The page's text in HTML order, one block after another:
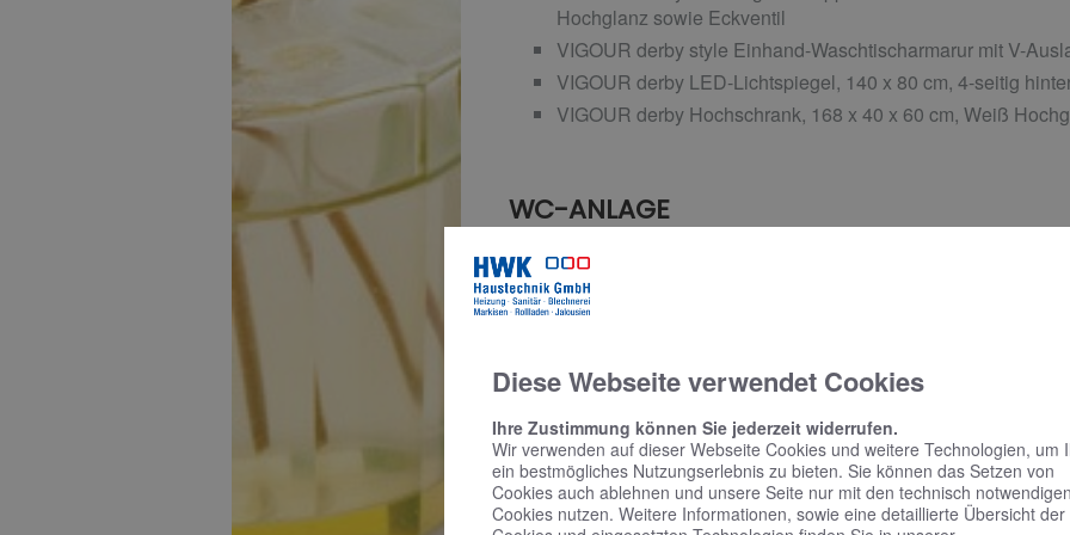
Hochglanz sowie Eckventil
VIGOUR derby style Einhand-Waschtischarmarur mit V-
VIGOUR derby LED-Lichtspiegel, 140 x 80 cm, 4-seitig
VIGOUR derby Hochschrank, 168 x 40 x 60 cm, Weiß
WC-ANLAGE
VIGOUR derby Wand-Tiefspül-WC ohne Spülrand,
PflegePLUS und Schallschutzset
VIGOUR derby WC-Sitz mit abnehmbaren
CONEL WC-Element VIS für Trockenbau mit Wandhalter, 112
BADHEIZKÖRPER
Diese Webseite verwendet Cookies
Ihre Zustimmung können Sie jederzeit widerrufen.
Wir verwenden auf dieser Webseite Cookies und weitere Technologien, um
ein bestmögliches Nutzungserlebnis zu bieten. Sie können das Setzen von
Cookies auch ablehnen und unsere Seite nur mit den technisch notwendigen
Cookies nutzen. Weitere Informationen, sowie eine detaillierte Übersicht der